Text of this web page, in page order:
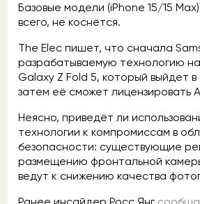
Базовые модели (iPhone 15/15
всего, не коснётся.
The Elec пишет, что сначала
разрабатываемую технологию
Galaxy Z Fold 5, который выйдет
затем её сможет лицензировать
Неясно, приведёт ли
технологии к компромиссам в
безопасности: существующие
размещению фронтальной
ведут к снижению качества